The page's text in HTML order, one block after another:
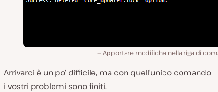
Apportare modifiche nella riga di
Arrivarci è un po’ difficile, ma con quell’unico comando
i vostri problemi sono finiti.